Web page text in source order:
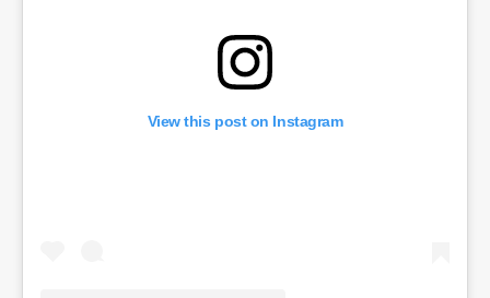
View this post on Instagram